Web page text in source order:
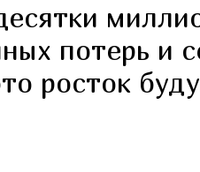
потерь и
росток